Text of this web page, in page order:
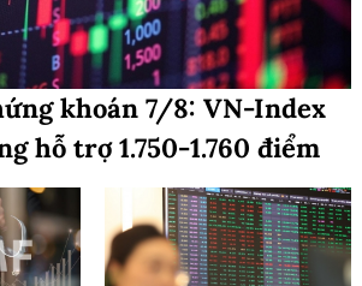
khoán 7/8: VN-Index
hỗ trợ 1.750-1.760 điểm